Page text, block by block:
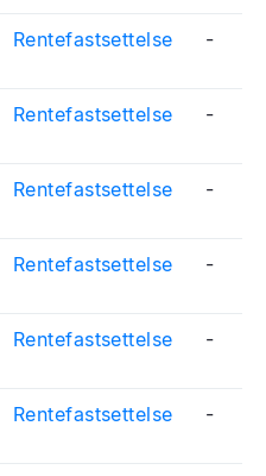
Rentefastsettelse -
Rentefastsettelse -
Rentefastsettelse -
Rentefastsettelse -
Rentefastsettelse -
Rentefastsettelse -